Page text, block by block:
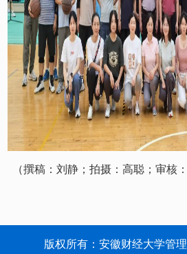
（撰稿：刘静；拍摄：高聪；审核：
版权所有：安徽财经大学管